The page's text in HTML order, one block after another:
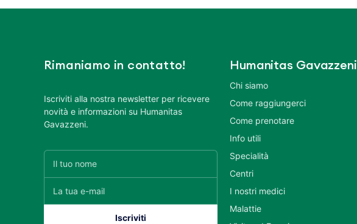
Rimaniamo in contatto!
Iscriviti alla nostra newsletter per ricevere
novità e informazioni su Humanitas
Gavazzeni.
Humanitas Gavazzeni
Chi siamo
Come raggiungerci
Come prenotare
Info utili
Specialità
Centri
I nostri medici
Malattie